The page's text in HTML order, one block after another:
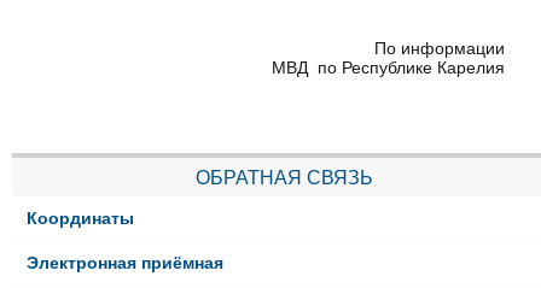
По информации
МВД по Республике Карелия
ОБРАТНАЯ СВЯЗЬ
Координаты
Электронная приёмная